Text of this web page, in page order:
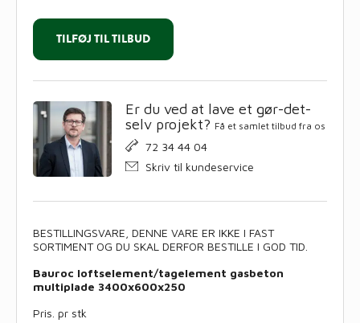
TILFØJ TIL TILBUD
Er du ved at lave et gør-det-
selv projekt? Få et samlet tilbud fra os
72 34 44 04
Skriv til kundeservice
BESTILLINGSVARE, DENNE VARE ER IKKE I FAST
SORTIMENT OG DU SKAL DERFOR BESTILLE I GOD TID.
Bauroc loftselement/tagelement gasbeton
multiplade 3400x600x250
Pris. pr stk